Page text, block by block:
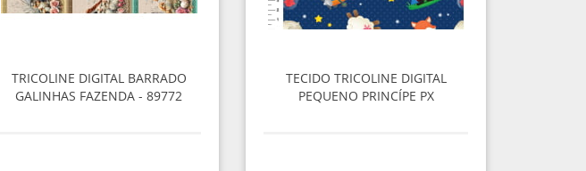
TRICOLINE DIGITAL BARRADO
GALINHAS FAZENDA - 89772
TECIDO TRICOLINE DIGITAL
PEQUENO PRINCÍPE PX